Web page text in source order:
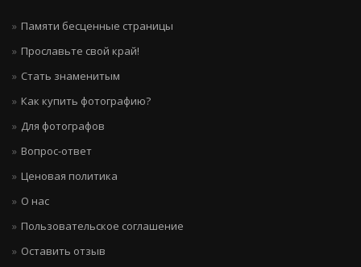
Памяти бесценные страницы
Прославьте свой край!
Стать знаменитым
Как купить фотографию?
Для фотографов
Вопрос-ответ
Ценовая политика
О нас
Пользовательское соглашение
Оставить отзыв